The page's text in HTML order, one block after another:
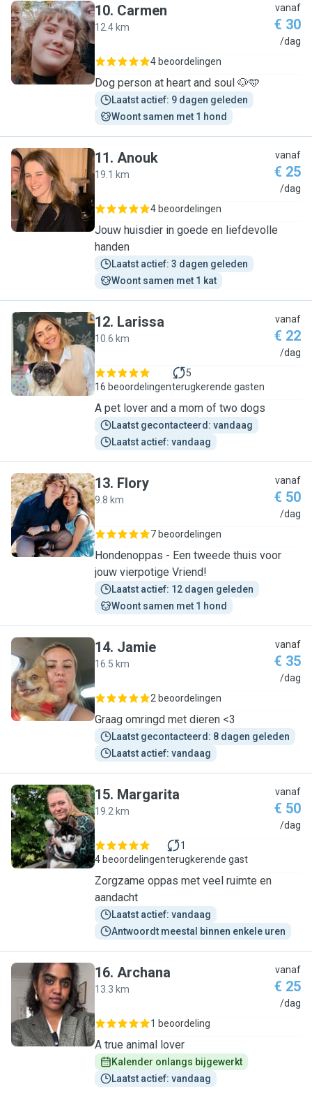
C
10. Carmen
12.4 km
vanaf
€ 30
/dag
4 beoordelingen
Dog person at heart and soul 🐶🩵
Laatst actief: 9 dagen geleden
Woont samen met 1 hond
A
11. Anouk
19.1 km
vanaf
€ 25
/dag
4 beoordelingen
Jouw huisdier in goede en liefdevolle
handen
Laatst actief: 3 dagen geleden
Woont samen met 1 kat
L
12. Larissa
10.6 km
vanaf
€ 22
/dag
16 beoordelingen
5
terugkerende gasten
A pet lover and a mom of two dogs
Laatst gecontacteerd: vandaag
Laatst actief: vandaag
F
13. Flory
9.8 km
vanaf
€ 50
/dag
7 beoordelingen
Hondenoppas - Een tweede thuis voor
jouw vierpotige Vriend!
Laatst actief: 12 dagen geleden
Woont samen met 1 hond
J
14. Jamie
16.5 km
vanaf
€ 35
/dag
2 beoordelingen
Graag omringd met dieren <3
Laatst gecontacteerd: 8 dagen geleden
Laatst actief: vandaag
M
15. Margarita
19.2 km
vanaf
€ 50
/dag
4 beoordelingen
1
terugkerende gast
Zorgzame oppas met veel ruimte en
aandacht
Laatst actief: vandaag
Antwoordt meestal binnen enkele uren
A
16. Archana
13.3 km
vanaf
€ 25
/dag
1 beoordeling
A true animal lover
Kalender onlangs bijgewerkt
Laatst actief: vandaag